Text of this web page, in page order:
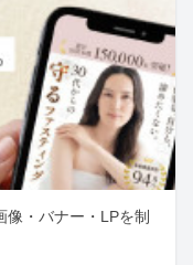
・バナー・LPを制